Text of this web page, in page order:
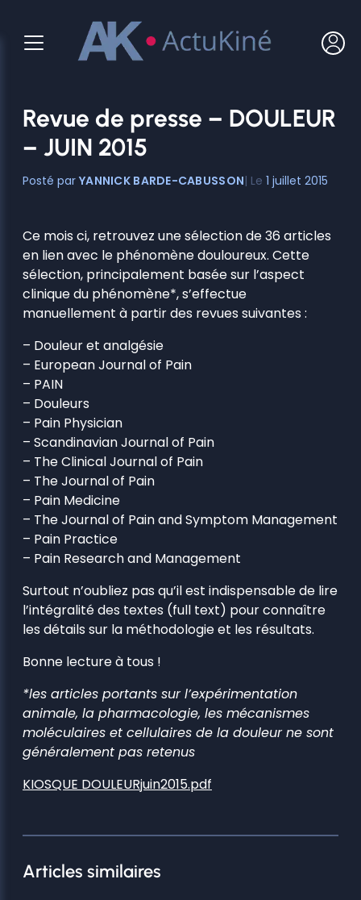
contenu
Revue de presse – DOULEUR
– JUIN 2015
YANNICK BARDE-CABUSSON 1 juillet 2015
Ce mois ci, retrouvez une sélection de 36 articles
en lien avec le phénomène douloureux. Cette
sélection, principalement basée sur l’aspect
clinique du phénomène*, s’effectue
manuellement à partir des revues suivantes :
– Douleur et analgésie
– European Journal of Pain
– PAIN
– Douleurs
– Pain Physician
– Scandinavian Journal of Pain
– The Clinical Journal of Pain
– The Journal of Pain
– Pain Medicine
– The Journal of Pain and Symptom Management
– Pain Practice
– Pain Research and Management
Surtout n’oubliez pas qu’il est indispensable de lire
l’intégralité des textes (full text) pour connaître
les détails sur la méthodologie et les résultats.
Bonne lecture à tous !
*les articles portants sur l’expérimentation
animale, la pharmacologie, les mécanismes
moléculaires et cellulaires de la douleur ne sont
généralement pas retenus
KIOSQUE DOULEURjuin2015.pdf
Articles similaires